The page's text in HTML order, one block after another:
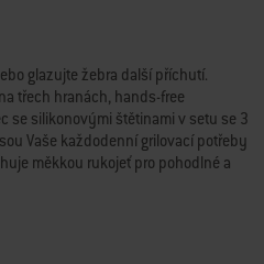
glazujte žebra další příchutí.
třech hranách, hands-free
se silikonovými štětinami v setu se 3
Vaše každodenní grilovací potřeby
měkkou rukojeť pro pohodlné a